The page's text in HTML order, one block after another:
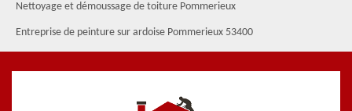
Nettoyage et démoussage de toiture Pommerieux
Entreprise de peinture sur ardoise Pommerieux 53400